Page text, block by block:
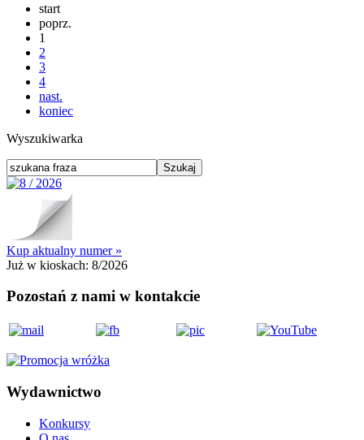
start
poprz.
1
2
3
4
nast.
koniec
Wyszukiwarka
Kup aktualny numer »
Już w kioskach: 8/2026
Pozostań z nami w kontakcie
Wydawnictwo
Konkursy